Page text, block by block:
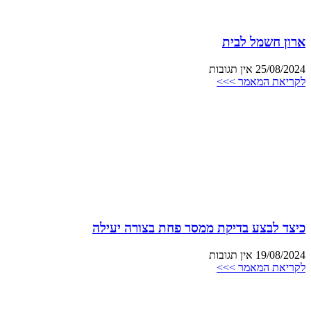
ארון חשמל לבית
25/08/2024 אין תגובות
לקריאת המאמר >>>
כיצד לבצע בדיקת ממסר פחת בצורה יעילה
19/08/2024 אין תגובות
לקריאת המאמר >>>